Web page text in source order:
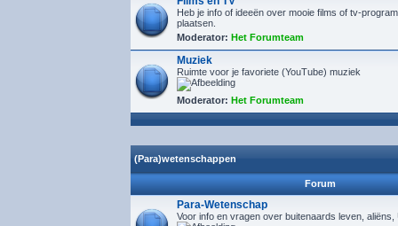
Heb je info of ideeën over mooie films of tv-
plaatsen.
Moderator: Het Forumteam
Muziek
Ruimte voor je favoriete (YouTube) muziek
Moderator: Het Forumteam
(Para)wetenschappen
Forum
Para-Wetenschap
Voor info en vragen over buitenaards leven, aliëns,